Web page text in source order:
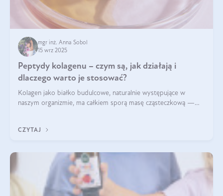
mgr inż. Anna Sobol
15 wrz 2025
Peptydy kolagenu – czym są, jak działają i
dlaczego warto je stosować?
Kolagen jako białko budulcowe, naturalnie występujące w
naszym organizmie, ma całkiem sporą masę cząsteczkową —
bardziej biodostępny
CZYTAJ